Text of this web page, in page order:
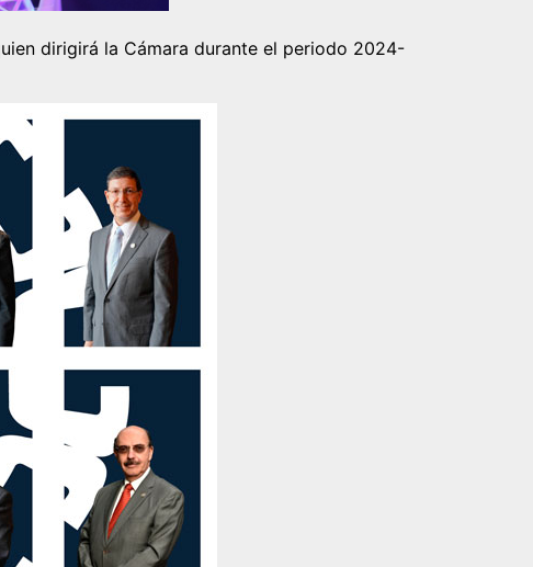
dirigirá la Cámara durante el periodo 2024-